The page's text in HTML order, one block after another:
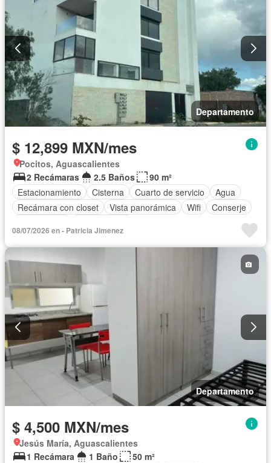
Departamento
$ 12,899 MXN/mes
Pocitos, Aguascalientes
2 Recámaras
2.5 Baños
90 m²
Estacionamiento
Cisterna Cuarto de servicio
Agua
Recámara con closet
Vista panorámica Wifi
Conserje
08/07/2026 en - Patricia Jimenez
Departamento
$ 4,500 MXN/mes
Jesús María, Aguascalientes
1 Recámara
1 Baño
50 m²